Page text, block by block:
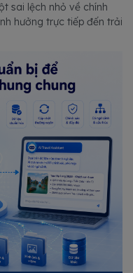
sai lệch nhỏ về chính
hưởng trực tiếp đến trải